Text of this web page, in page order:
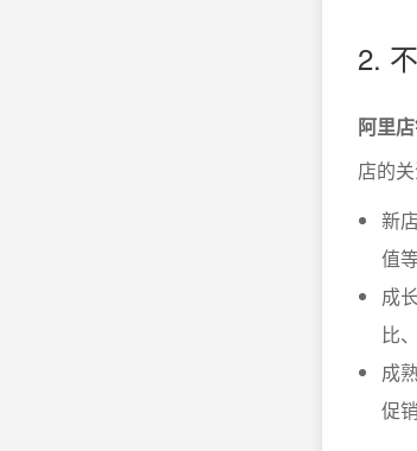
2.
阿里
店的
新
值
成
比
成
促